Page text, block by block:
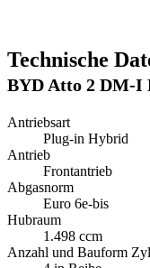
Technische
BYD Atto 2 DM-I
Antriebsart
Plug-in Hybrid
Antrieb
Frontantrieb
Abgasnorm
Euro 6e-bis
Hubraum
1.498 ccm
Anzahl und Bauform